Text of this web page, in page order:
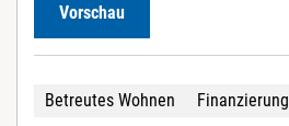
Vorschau
Betreutes Wohnen Finanzierung